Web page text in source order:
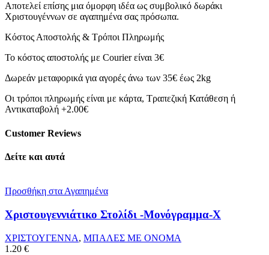
Αποτελεί επίσης μια όμορφη ιδέα ως συμβολικό δωράκι
Χριστουγέννων σε αγαπημένα σας πρόσωπα.
Κόστος Αποστολής & Τρόποι Πληρωμής
Το κόστος αποστολής με Courier είναι 3€
Δωρεάν μεταφορικά για αγορές άνω των 35€ έως 2kg
Οι τρόποι πληρωμής είναι με κάρτα, Τραπεζική Κατάθεση ή
Αντικαταβολή +2.00€
Customer Reviews
Δείτε και αυτά
Προσθήκη στα Αγαπημένα
Χριστουγεννιάτικο Στολίδι -Μονόγραμμα-Χ
ΧΡΙΣΤΟΥΓΕΝΝΑ, ΜΠΑΛΕΣ ΜΕ ΟΝΟΜΑ
1.20 €